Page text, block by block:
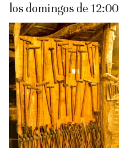
los domingos de